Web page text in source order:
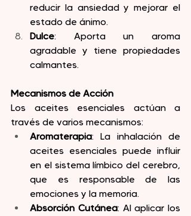
reducir la ansiedad y mejorar el
estado de ánimo.
Dulce: Aporta un aroma
agradable y tiene propiedades
calmantes.
Mecanismos de Acción
Los aceites esenciales actúan a
través de varios mecanismos:
Aromaterapia: La inhalación de
aceites esenciales puede influir
en el sistema límbico del cerebro,
que es responsable de las
emociones y la memoria.
Absorción Cutánea: Al aplicar los